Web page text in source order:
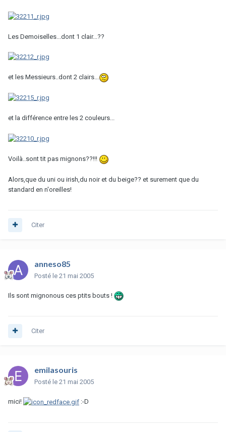
Les Demoiselles...dont 1 clair...??
et les Messieurs..dont 2 clairs...
et la différence entre les 2 couleurs...
Voilà..sont tit pas mignons??!!!
Alors,que du uni ou irish,du noir et du beige?? et surement que du
standard en n'oreilles!
Citer
anneso85
Posté le 21 mai 2005
Ils sont mignonous ces ptits bouts !
Citer
emilasouris
Posté le 21 mai 2005
mici! :-D